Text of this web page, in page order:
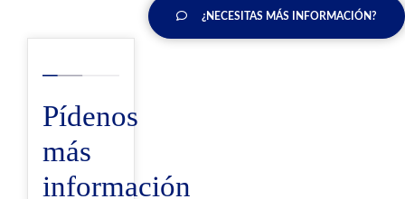
¿NECESITAS MÁS INFORMACIÓN?
Pídenos
más
información